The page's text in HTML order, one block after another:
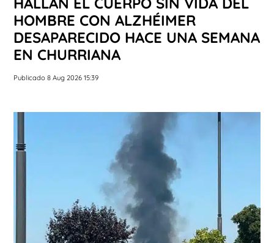
HOMBRE CON ALZHÉIMER
DESAPARECIDO HACE UNA SEMANA
EN CHURRIANA
Publicado 8 Aug 2026 15:39